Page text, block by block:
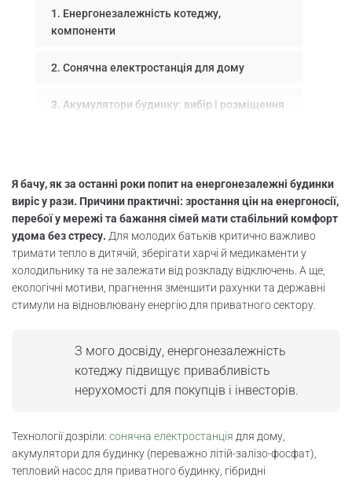
Енергонезалежність котеджу,
компоненти
Сонячна електростанція для дому
Акумулятори будинку: вибір і розміщення
Як зробити котедж енергонезалежним
Сонячні батареї чи генератор в котедж
Інвестиції в енергонезалежний будинок
Юридичні,технічні,сертифікаційні вимоги
систем
Енергоефективність будинку і автономія
Енергонезалежність у селі та на дачі
Я бачу, як за останні роки попит на енергонезалежні будинки
виріс у рази. Причини практичні: зростання цін на енергоносії,
перебої у мережі та бажання сімей мати стабільний комфорт
удома без стресу. Для молодих батьків критично важливо
тримати тепло в дитячій, зберігати харчі й медикаменти у
холодильнику та не залежати від розкладу відключень. А ще,
екологічні мотиви, прагнення зменшити рахунки та державні
стимули на відновлювану енергію для приватного сектору.
З мого досвіду, енергонезалежність
котеджу підвищує привабливість
нерухомості для покупців і інвесторів.
Технології дозріли: сонячна електростанція для дому,
акумулятори для будинку (переважно літій-залізо-фосфат),
тепловий насос для приватного будинку, гібридні